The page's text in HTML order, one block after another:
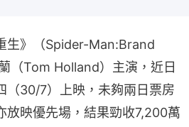
生》（Spider-Man:Brand
（Tom Holland）主演，近日
（30/7）上映，未夠兩日票房
放映優先場，結果勁收7,200萬